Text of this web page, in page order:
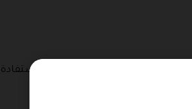
وكل هذه الخيارات تتوفر بتشكيلة رائعة متنوعة من التصاميم المتميزة التى تلبي جميع الاذواق من المشغولات الذهبية عيار 21 وعيار 24 ويمكنكم الاستفادة